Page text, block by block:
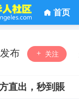
首页
布 关注
直出，秒到賬